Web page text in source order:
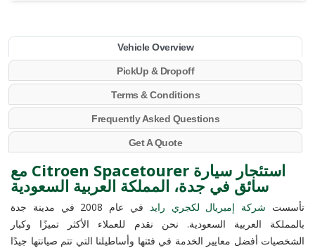
Vehicle Overview
PickUp & Dropoff
Terms & Conditions
Frequently Asked Questions
Get A Quote
استئجار سيارة Citroen Spacetourer مع
سائق في جدة، المملكة العربية السعودية
تأسست شركة إمبريال لكجري رايد
في عام 2008 في مدينة جدة
بالمملكة العربية السعودية. نحن نقدم للعملاء الأكثر تميزًا وكبار
الشخصيات أفضل معايير الخدمة في فئتها وأساطيلنا التي تتم صيانتها جيدًا